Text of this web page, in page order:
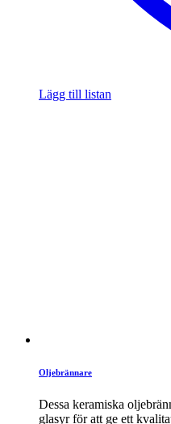
Lägg till listan
Oljebrännare
Dessa keramiska
glasyr för att ge ett